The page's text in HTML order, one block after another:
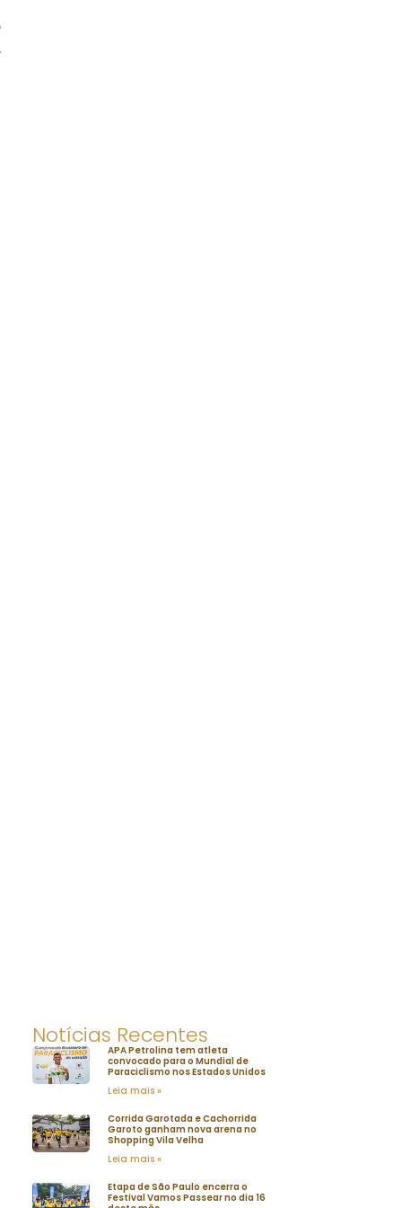
Notícias Recentes
APA Petrolina tem atleta
convocado para o Mundial de
Paraciclismo nos Estados Unidos
Leia mais »
Corrida Garotada e Cachorrida
Garoto ganham nova arena no
Shopping Vila Velha
Leia mais »
Etapa de São Paulo encerra o
Festival Vamos Passear no dia 16